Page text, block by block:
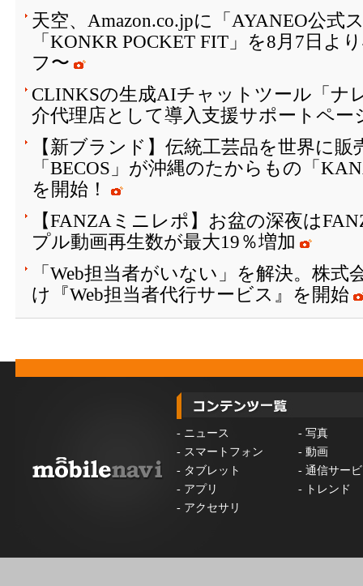
天空、Amazon.co.jpに「AYANEO公式
「KONKR POCKET FIT」を8月7日よ
フ〜
CLINKSの生成AIチャットツール「ナ
介代理店として導入支援サポートペー
【新ブランド】伝統工芸品を世界に販
「BECOS」が沖縄のたからもの「
を開始！
【FANZAミニレポ】お盆の深夜は
プル動画再生数が最大19％増加
「Web担当者がいない」を解決。株式
け『Web担当者代行サービス』を開始
- ニュース - 写真
- スマートフォン - 動画
- タブレット - 通信サー
- アプリ -
トレンド
- アクセサリ